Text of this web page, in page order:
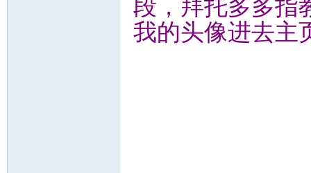
段，拜托多多指
我的头像进去主